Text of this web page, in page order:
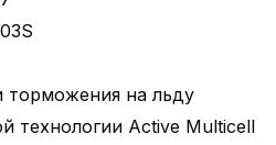
торможения на льду
технологии Active Multicell